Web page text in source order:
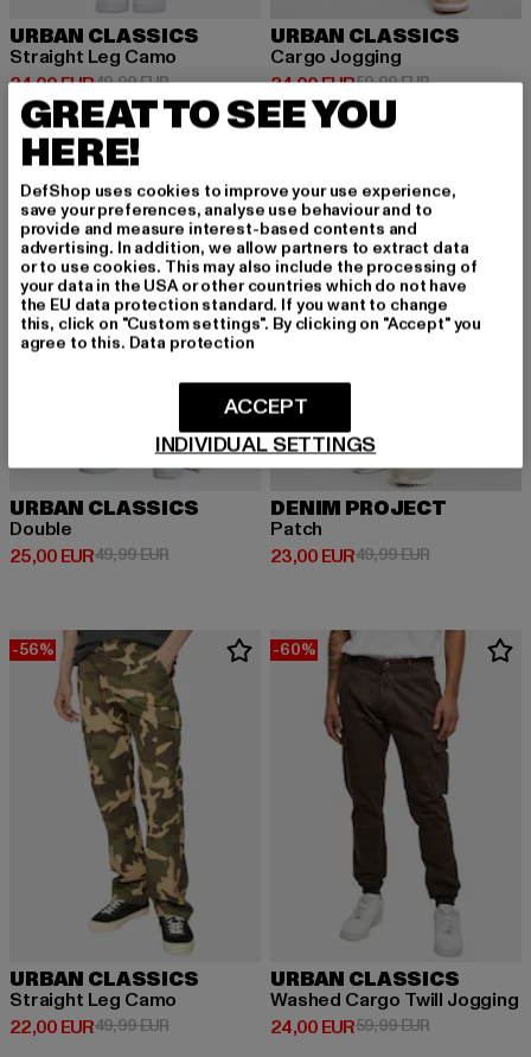
URBAN CLASSICS
Straight Leg Camo
24,00 EUR
Derzeitiger Preis: 24,00 EUR
49,99 EURAktionspreis: 49,99 EUR
URBAN CLASSICS
Cargo Jogging
24,00 EUR
Derzeitiger Preis: 24,00 EUR
59,99 EURAktionspreis:
URBAN CLASSICS
Double
25,00 EUR
Derzeitiger Preis: 25,00 EUR
49,99 EURAktionspreis: 49,99 EUR
DENIM PROJECT
Patch
23,00 EUR
Derzeitiger Preis: 23,00 EUR
49,99 EURAktionspreis:
-56%
URBAN CLASSICS
Straight Leg Camo
22,00 EUR
Derzeitiger Preis: 22,00 EUR
49,99 EURAktionspreis: 49,99 EUR
-60%
URBAN CLASSICS
Washed Cargo Twill Jogging
24,00 EUR
Derzeitiger Preis: 24,00 EUR
59,99 EURAktionspreis:
GREAT TO SEE YOU
HERE!
DefShop uses cookies to improve your use experience,
save your preferences, analyse use behaviour and to
provide and measure interest-based contents and
advertising. In addition, we allow partners to extract data
or to use cookies. This may also include the processing of
your data in the USA or other countries which do not have
the EU data protection standard. If you want to change
this, click on "Custom settings". By clicking on "Accept" you
agree to this. Data protection
INDIVIDUAL SETTINGS
ACCEPT